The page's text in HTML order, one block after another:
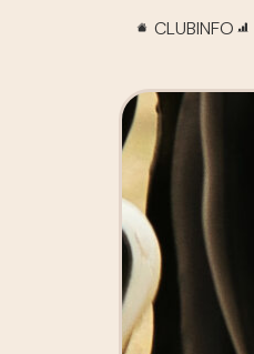
CLUBINFO